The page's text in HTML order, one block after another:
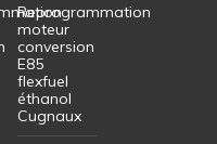
Reprogrammation
moteur
conversion
E85
flexfuel
éthanol
Cugnaux